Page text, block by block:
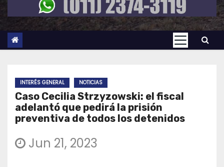
INTERÉS GENERAL NOTICIAS
Caso Cecilia Strzyzowski: el fiscal
adelantó que pedirá la prisión
preventiva de todos los detenidos
Jun 21, 2023